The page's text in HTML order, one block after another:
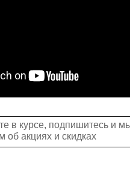
в курсе, подпишитесь и
об акциях и скидках